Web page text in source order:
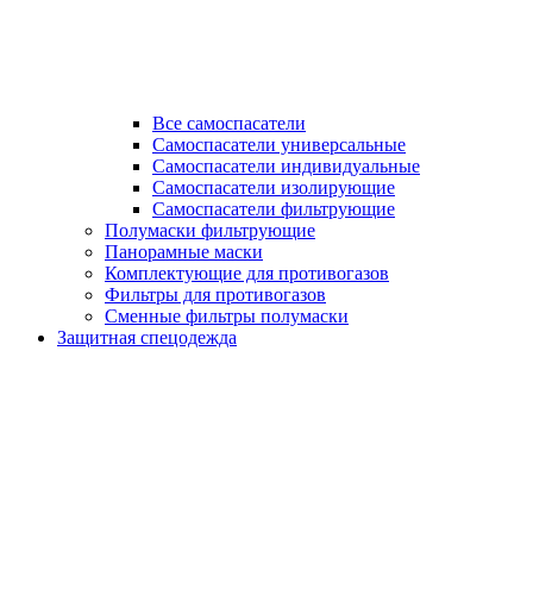
Все самоспасатели
Самоспасатели универсальные
Самоспасатели индивидуальные
Самоспасатели изолирующие
Самоспасатели фильтрующие
Полумаски фильтрующие
Панорамные маски
Комплектующие для противогазов
Фильтры для противогазов
Сменные фильтры полумаски
Защитная спецодежда